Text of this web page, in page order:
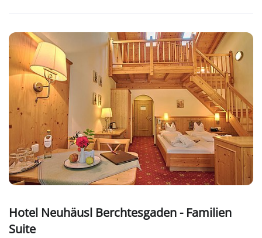
Hotel Neuhäusl Berchtesgaden - Familien
Suite